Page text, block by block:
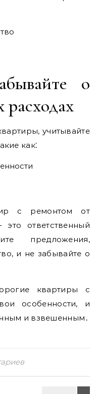
о
расходах
учитывайте
как⁚
с ремонтом от
ответственный
предложения,
и не забывайте о
квартиры с
особенности, и
и взвешенным․